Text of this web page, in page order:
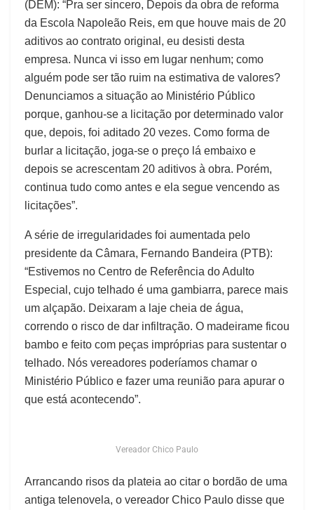
(DEM): “Pra ser sincero, Depois da obra de reforma
da Escola Napoleão Reis, em que houve mais de 20
aditivos ao contrato original, eu desisti desta
empresa. Nunca vi isso em lugar nenhum; como
alguém pode ser tão ruim na estimativa de valores?
Denunciamos a situação ao Ministério Público
porque, ganhou-se a licitação por determinado valor
que, depois, foi aditado 20 vezes. Como forma de
burlar a licitação, joga-se o preço lá embaixo e
depois se acrescentam 20 aditivos à obra. Porém,
continua tudo como antes e ela segue vencendo as
licitações”.
A série de irregularidades foi aumentada pelo
presidente da Câmara, Fernando Bandeira (PTB):
“Estivemos no Centro de Referência do Adulto
Especial, cujo telhado é uma gambiarra, parece mais
um alçapão. Deixaram a laje cheia de água,
correndo o risco de dar infiltração. O madeirame ficou
bambo e feito com peças impróprias para sustentar o
telhado. Nós vereadores poderíamos chamar o
Ministério Público e fazer uma reunião para apurar o
que está acontecendo”.
Vereador Chico Paulo
Arrancando risos da plateia ao citar o bordão de uma
antiga telenovela, o vereador Chico Paulo disse que